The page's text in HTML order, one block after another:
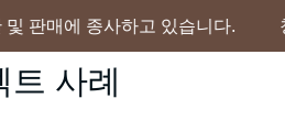
판매에 종사하고 있습니다.
청두 레이신 건
트 사례